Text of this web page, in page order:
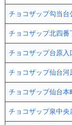
チョコザップ勾当台
チョコザップ北四番
チョコザップ台原入
チョコザップ仙台河
チョコザップ仙台本
チョコザップ泉中央